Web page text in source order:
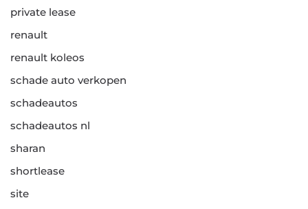
private lease
renault
renault koleos
schade auto verkopen
schadeautos
schadeautos nl
sharan
shortlease
site